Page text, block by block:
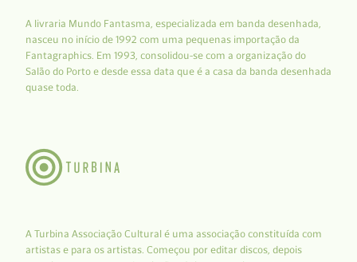
A livraria Mundo Fantasma, especializada em banda desenhada,
nasceu no início de 1992 com uma pequenas importação da
Fantagraphics. Em 1993, consolidou-se com a organização do
Salão do Porto e desde essa data que é a casa da banda desenhada
quase toda.
A Turbina Associação Cultural é uma associação constituída com
artistas e para os artistas. Começou por editar discos, depois